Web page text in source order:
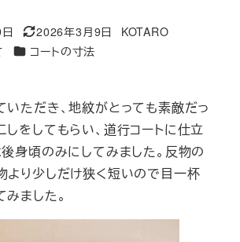
更新日
2026年3月9日
著
KOTARO
カテゴリー
コートの寸法
いただき、地紋がとっても素敵だっ
をしてもらい、道行コートに仕立
身頃のみにしてみました。反物の
より少しだけ狭く短いので目一杯
ました。